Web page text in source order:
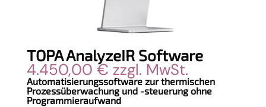
TOPA AnalyzeIR Software
4.450,00 € zzgl. MwSt.
Automatisierungssoftware zur thermischen
Prozessüberwachung und -steuerung ohne
Programmieraufwand